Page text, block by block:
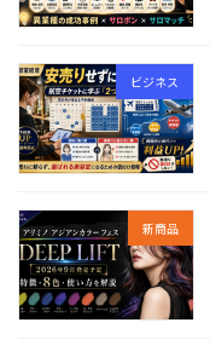
ビジネス
新商品